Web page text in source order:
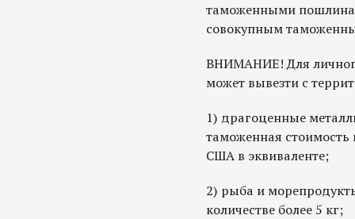
таможенными
совокупным
ВНИМАНИЕ! Для
может вывезти с
1) драгоценные
таможенная
США в эквиваленте;
2) рыба и
количестве более 5 кг;